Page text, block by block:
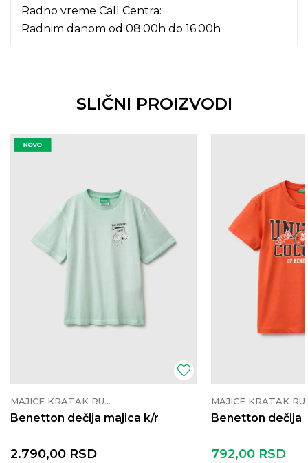
Radno vreme Call Centra:
Radnim danom od 08:00h do 16:00h
SLIČNI PROIZVODI
MAJICE KRATAK RUKAV
Benetton dečija majica k/r
2.790,00 RSD
Benetton dečija
792,00 RSD